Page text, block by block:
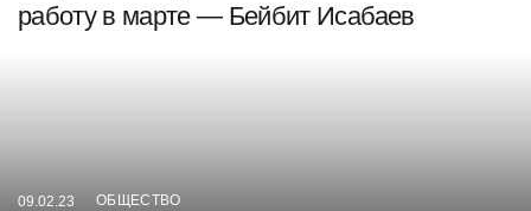
работу в марте — Бейбит Исабаев
09.02.23 ОБЩЕСТВО